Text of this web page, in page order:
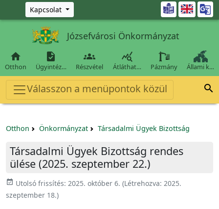
Ugrás a fő tartalomra
Kapcsolat 
Józsefvárosi Önkormányzat

Otthon

Ügyintéz…

Részvétel

Átláthat… Pázmány Állami k…
Válasszon a menüpontok közül 
Otthon Önkormányzat Társadalmi Ügyek Bizottság
Társadalmi Ügyek Bizottság rendes
ülése (2025. szeptember 22.)
event_available Utolsó frissítés: 2025. október 6. (Létrehozva: 2025.
szeptember 18.)